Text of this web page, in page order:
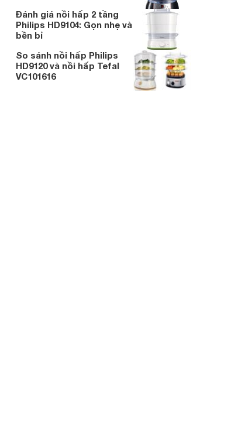
Đánh giá nồi hấp 2 tầng
Philips HD9104: Gọn nhẹ và
bền bỉ
So sánh nồi hấp Philips
HD9120 và nồi hấp Tefal
VC101616